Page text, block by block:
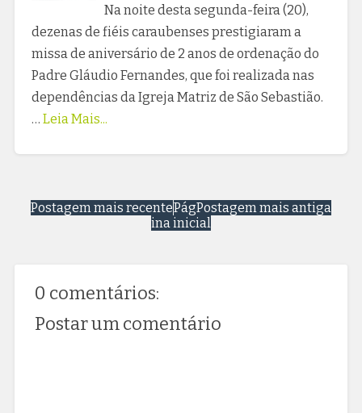
Na noite desta segunda-feira (20),
dezenas de fiéis caraubenses prestigiaram a
missa de aniversário de 2 anos de ordenação do
Padre Gláudio Fernandes, que foi realizada nas
dependências da Igreja Matriz de São Sebastião.
… Leia Mais...
Postagem mais recente Postagem mais antiga
Pág
ina inicial
0 comentários:
Postar um comentário